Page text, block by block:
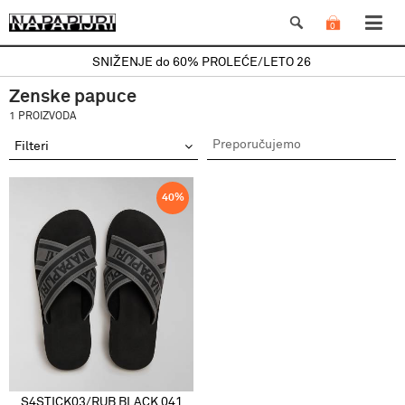
0
SNIŽENJE do 60% PROLEĆE/LETO 26
Filteri
Zenske papuce
1 PROIZVODA
40%
S4STICK03/RUB BLACK 041